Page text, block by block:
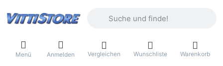
Menü Anmelden Vergleichen Wunschliste Warenkorb